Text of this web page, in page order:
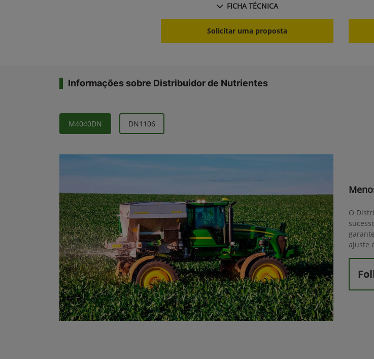
FICHA TÉCNICA
Solicitar uma proposta
Informações sobre Distribuidor de Nutrientes
M4040DN DN1106
O
ajuste